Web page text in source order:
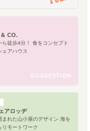
CO.
ら徒歩4分！ 食をコンセプト
ェアハウス
SUGGESTION
アロッヂ
まれた山小屋のデザイン 海を
リモートワーク